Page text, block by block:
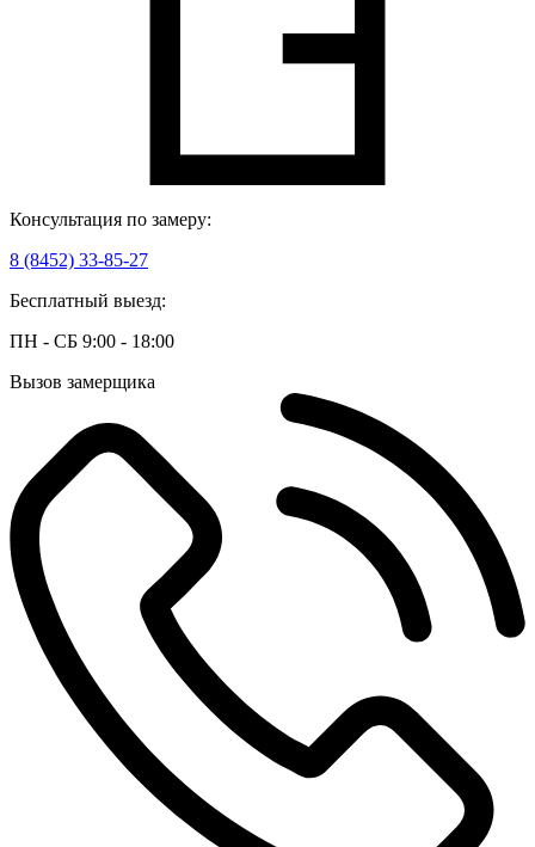
Консультация по замеру:
8 (8452) 33-85-27
Бесплатный выезд:
ПН - СБ 9:00 - 18:00
Вызов замерщика